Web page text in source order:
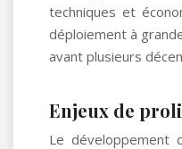
techniques et
déploiement à
avant plusieurs
Enjeux de
Le développement